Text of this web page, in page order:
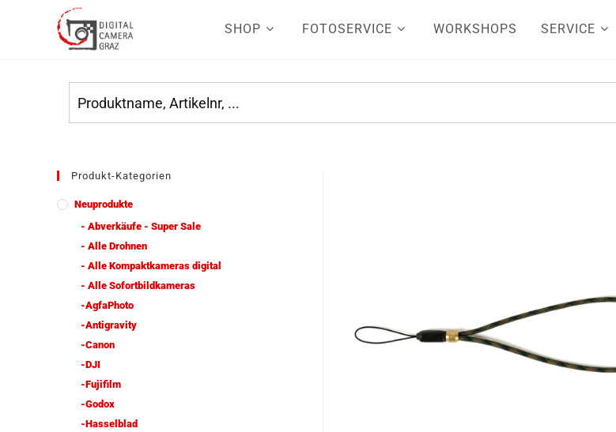
SHOP FOTOSERVICE WORKSHOPS SERVICE
Produkt-Kategorien
Neuprodukte
- Abverkäufe - Super Sale
- Alle Drohnen
- Alle Kompaktkameras digital
- Alle Sofortbildkameras
-AgfaPhoto
-Antigravity
-Canon
-DJI
-Fujifilm
-Godox
-Hasselblad